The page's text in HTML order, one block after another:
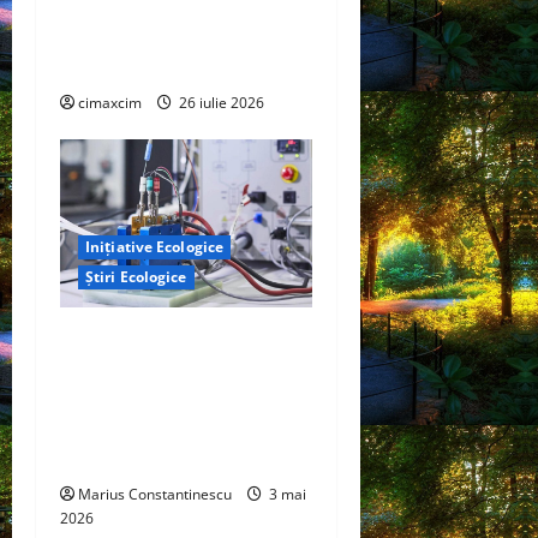
cimaxcim 26 iulie 2026
Inițiative Ecologice
Știri Ecologice
Marius Constantinescu
3 mai
2026